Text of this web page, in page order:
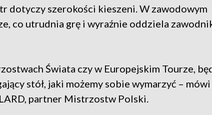
dotyczy szerokości kieszeni. W zawodowym
co utrudnia grę i wyraźnie oddziela
Świata czy w Europejskim Tourze,
stół, jaki możemy sobie wymarzyć – mówi
partner Mistrzostw Polski.